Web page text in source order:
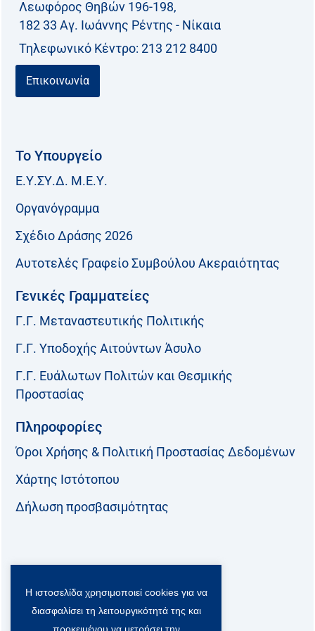
Λεωφόρος Θηβών 196-198,
182 33 Aγ. Ιωάννης Ρέντης - Νίκαια
Τηλεφωνικό Kέντρο: 213 212 8400
Επικοινωνία
Το Υπουργείο
Ε.Υ.ΣΥ.Δ. Μ.Ε.Υ.
Οργανόγραμμα
Σχέδιο Δράσης 2026
Αυτοτελές Γραφείο Συμβούλου Ακεραιότητας
Γενικές Γραμματείες
Γ.Γ. Μεταναστευτικής Πολιτικής
Γ.Γ. Υποδοχής Αιτούντων Άσυλο
Γ.Γ. Ευάλωτων Πολιτών και Θεσμικής
Προστασίας
Πληροφορίες
Όροι Χρήσης & Πολιτική Προστασίας Δεδομένων
Χάρτης Ιστότοπου
Δήλωση προσβασιμότητας
F
a
T
w
i
L
i
n
Y
o
u
Η ιστοσελίδα χρησιμοποιεί cookies για να
διασφαλίσει τη λειτουργικότητά της και
προκειμένου να μετρήσει την